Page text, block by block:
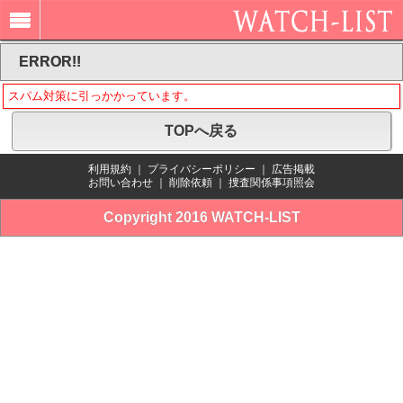
ERROR!!
スパム対策に引っかかっています。
TOPへ戻る
利用規約 プライバシーポリシー
広告掲載
お問い合わせ
削除依頼 捜査関係事項照会
Copyright 2016 WATCH-LIST